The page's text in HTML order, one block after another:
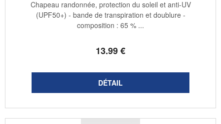
13.99€
Chapeau randonnée, protection du soleil et anti-UV
(UPF50+) - bande de transpiration et doublure -
composition : 65 % ...